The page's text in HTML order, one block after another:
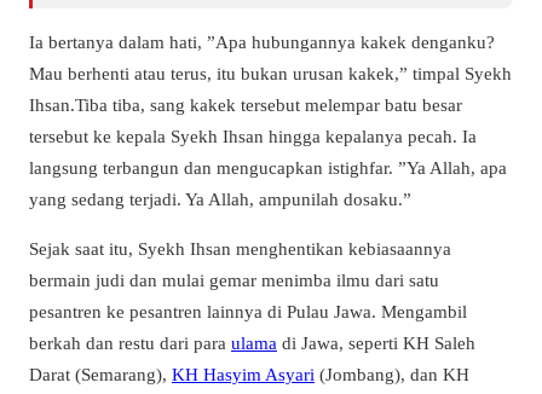
Ia bertanya dalam hati, ”Apa hubungannya kakek denganku?
Mau berhenti atau terus, itu bukan urusan kakek,” timpal Syekh
Ihsan.Tiba tiba, sang kakek tersebut melempar batu besar
tersebut ke kepala Syekh Ihsan hingga kepalanya pecah. Ia
langsung terbangun dan mengucapkan istighfar. ”Ya Allah, apa
yang sedang terjadi. Ya Allah, ampunilah dosaku.”
Sejak saat itu, Syekh Ihsan menghentikan kebiasaannya
bermain judi dan mulai gemar menimba ilmu dari satu
pesantren ke pesantren lainnya di Pulau Jawa. Mengambil
berkah dan restu dari para ulama di Jawa, seperti KH Saleh
Darat (Semarang), KH Hasyim Asyari (Jombang), dan KH